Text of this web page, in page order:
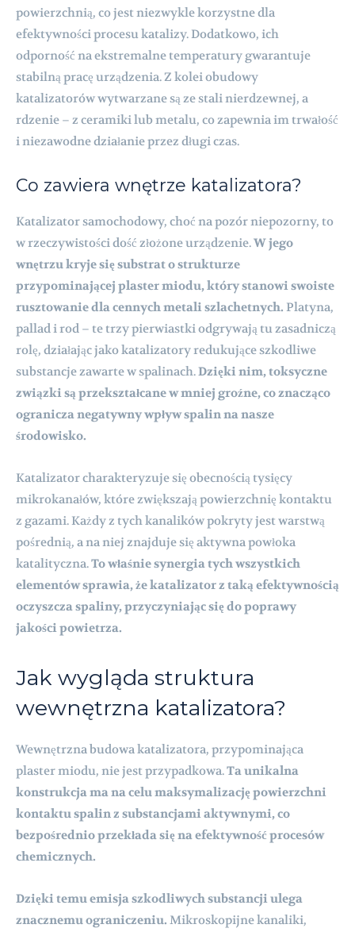
powierzchnią, co jest niezwykle korzystne dla
efektywności procesu katalizy. Dodatkowo, ich
odporność na ekstremalne temperatury gwarantuje
stabilną pracę urządzenia. Z kolei obudowy
katalizatorów wytwarzane są ze stali nierdzewnej, a
rdzenie – z ceramiki lub metalu, co zapewnia im trwałość
i niezawodne działanie przez długi czas.
Co zawiera wnętrze katalizatora?
Katalizator samochodowy, choć na pozór niepozorny, to
w rzeczywistości dość złożone urządzenie.W jego
wnętrzu kryje się substrat o strukturze
przypominającej plaster miodu, który stanowi swoiste
rusztowanie dla cennych metali szlachetnych. Platyna,
pallad i rod – te trzy pierwiastki odgrywają tu zasadniczą
rolę, działając jako katalizatory redukujące szkodliwe
substancje zawarte w spalinach.Dzięki nim, toksyczne
związki są przekształcane w mniej groźne, co znacząco
ogranicza negatywny wpływ spalin na nasze
środowisko.
Katalizator charakteryzuje się obecnością tysięcy
mikrokanałów, które zwiększają powierzchnię kontaktu
z gazami. Każdy z tych kanalików pokryty jest warstwą
pośrednią, a na niej znajduje się aktywna powłoka
katalityczna.To właśnie synergia tych wszystkich
elementów sprawia, że katalizator z taką efektywnością
oczyszcza spaliny, przyczyniając się do poprawy
jakości powietrza.
Jak wygląda struktura
wewnętrzna katalizatora?
Wewnętrzna budowa katalizatora, przypominająca
plaster miodu, nie jest przypadkowa.Ta unikalna
konstrukcja ma na celu maksymalizację powierzchni
kontaktu spalin z substancjami aktywnymi, co
bezpośrednio przekłada się na efektywność procesów
chemicznych.
Dzięki temu emisja szkodliwych substancji ulega
znacznemu ograniczeniu. Mikroskopijne kanaliki,